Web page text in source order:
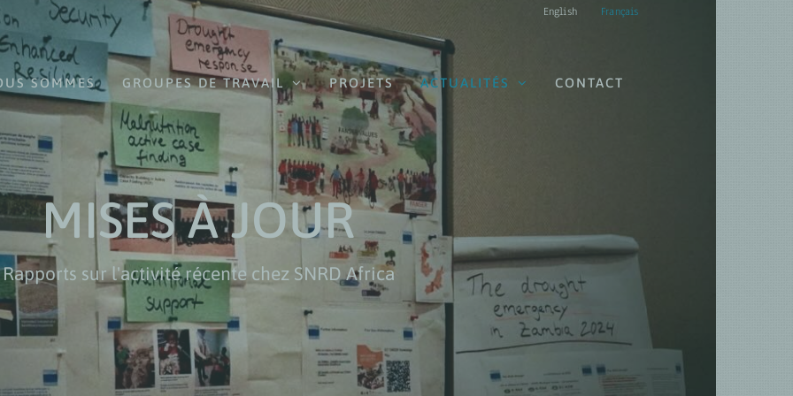
English Français
SOMMES GROUPES DE TRAVAIL PROJETS ACTUALITÉS CONTACT
MISES À JOUR
Rapports sur l'activité récente chez SNRD Africa